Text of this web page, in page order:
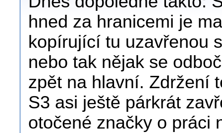
hned za hranicemi je
kopírující tu uzavřenou
nebo tak nějak se
zpět na hlavní. Zdržení
S3 asi ještě párkrát
otočené značky o práci